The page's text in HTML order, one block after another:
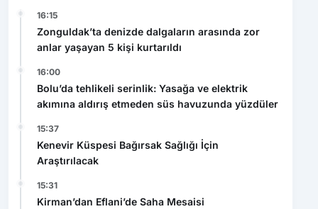
16:15
Zonguldak’ta denizde dalgaların arasında zor
anlar yaşayan 5 kişi kurtarıldı
16:00
Bolu’da tehlikeli serinlik: Yasağa ve elektrik
akımına aldırış etmeden süs havuzunda yüzdüler
15:37
Kenevir Küspesi Bağırsak Sağlığı İçin
Araştırılacak
15:31
Kirman’dan Eflani’de Saha Mesaisi